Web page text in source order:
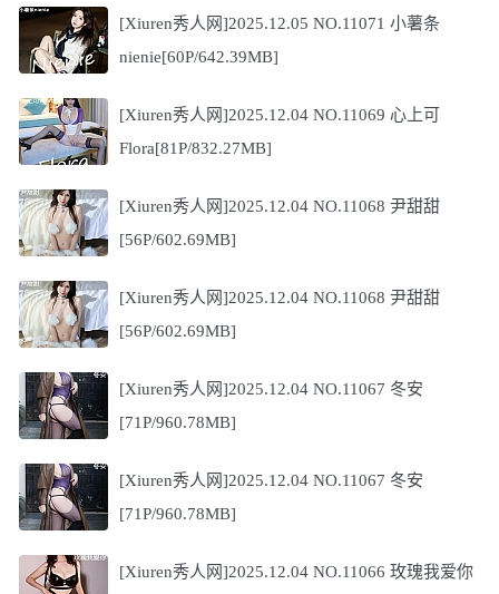
[Xiuren秀人网]2025.12.05 NO.11071 小薯条
nienie[60P/642.39MB]
[Xiuren秀人网]2025.12.04 NO.11069 心上可
Flora[81P/832.27MB]
[Xiuren秀人网]2025.12.04 NO.11068 尹甜甜
[56P/602.69MB]
[Xiuren秀人网]2025.12.04 NO.11068 尹甜甜
[56P/602.69MB]
[Xiuren秀人网]2025.12.04 NO.11067 冬安
[71P/960.78MB]
[Xiuren秀人网]2025.12.04 NO.11067 冬安
[71P/960.78MB]
[Xiuren秀人网]2025.12.04 NO.11066 玫瑰我爱你